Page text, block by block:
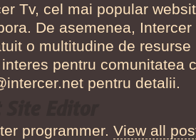
Tv, cel mai popular
De asemenea,
o multitudine de
pentru comunitatea
pentru detalii.
programmer. View all